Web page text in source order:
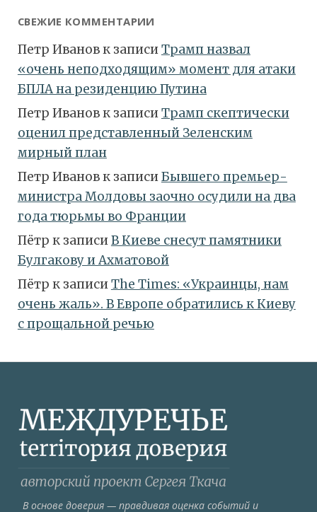
СВЕЖИЕ КОММЕНТАРИИ
Петр Ивановк записиТрамп назвал
«очень неподходящим» момент для атаки
БПЛА на резиденцию Путина
Петр Ивановк записиТрамп скептически
оценил представленный Зеленским
мирный план
Петр Ивановк записиБывшего премьер-
министра Молдовы заочно осудили на два
года тюрьмы во Франции
Пётр к записиВ Киеве снесут памятники
Булгакову и Ахматовой
Пётр к записиТhe Times: «Украинцы, нам
очень жаль». В Европе обратились к Киеву
с прощальной речью
В основе доверия — правдивая оценка событий и